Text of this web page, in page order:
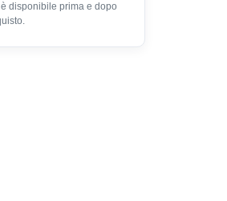
è disponibile prima e dopo